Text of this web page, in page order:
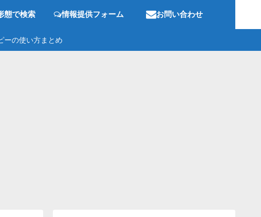
態で検索 情報提供フォーム お問い合わせ
ーの使い方まとめ